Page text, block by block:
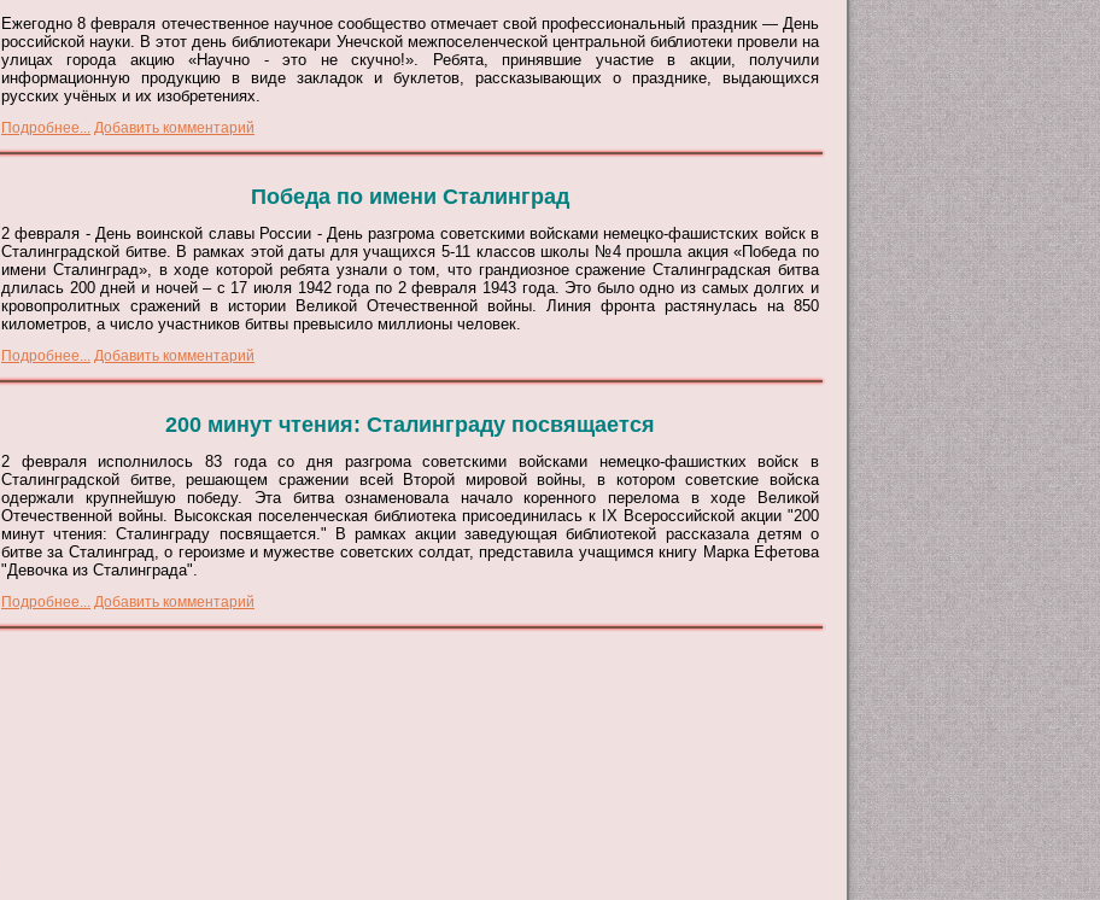
Ежегодно 8 февраля отечественное научное сообщество отмечает свой профессиональный праздник — День
российской науки. В этот день библиотекари Унечской межпоселенческой центральной библиотеки провели на
улицах города акцию «Научно - это не скучно!». Ребята, принявшие участие в акции, получили
информационную продукцию в виде закладок и буклетов, рассказывающих о празднике, выдающихся
русских учёных и их изобретениях.
Подробнее... Добавить комментарий
Победа по имени Сталинград
2 февраля - День воинской славы России - День разгрома советскими войсками немецко-фашистских войск в
Сталинградской битве. В рамках этой даты для учащихся 5-11 классов школы №4 прошла акция «Победа по
имени Сталинград», в ходе которой ребята узнали о том, что грандиозное сражение Сталинградская битва
длилась 200 дней и ночей – с 17 июля 1942 года по 2 февраля 1943 года. Это было одно из самых долгих и
кровопролитных сражений в истории Великой Отечественной войны. Линия фронта растянулась на 850
километров, а число участников битвы превысило миллионы человек.
Подробнее... Добавить комментарий
200 минут чтения: Сталинграду посвящается
2 февраля исполнилось 83 года со дня разгрома советскими войсками немецко-фашистких войск в
Сталинградской битве, решающем сражении всей Второй мировой войны, в котором советские войска
одержали крупнейшую победу. Эта битва ознаменовала начало коренного перелома в ходе Великой
Отечественной войны. Высокская поселенческая библиотека присоединилась к IX Всероссийской акции "200
минут чтения: Сталинграду посвящается."
В рамках акции заведующая библиотекой рассказала детям о
битве за Сталинград, о героизме и мужестве советских солдат, представила учащимся книгу Марка Ефетова
"Девочка из Сталинграда".
Подробнее... Добавить комментарий